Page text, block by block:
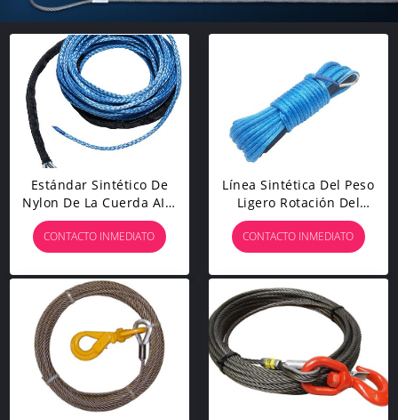
Estándar Sintético De
Nylon De La Cuerda AISI
Del Torno Para El Barco
Del Camión De Los
Tornos De SUV ATV UTV
CONTACTO INMEDIATO
Línea Sintética Del Peso
Ligero Rotación Del
Torno De La Cuerda No
Con La Envoltura ATV
UTV
CONTACTO INMEDIATO